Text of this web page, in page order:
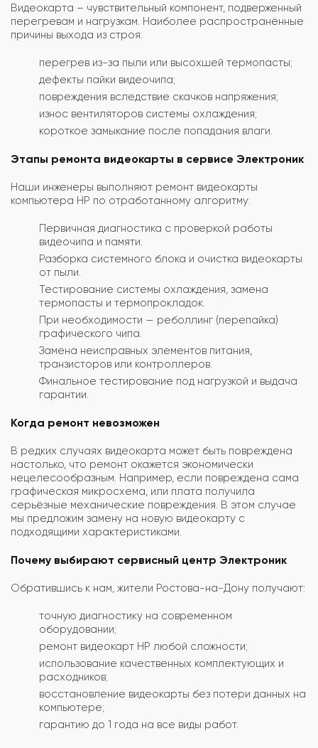
Видеокарта – чувствительный компонент, подверженный
перегревам и нагрузкам. Наиболее распространённые
причины выхода из строя:
перегрев из-за пыли или высохшей термопасты;
дефекты пайки видеочипа;
повреждения вследствие скачков напряжения;
износ вентиляторов системы охлаждения;
короткое замыкание после попадания влаги.
Этапы ремонта видеокарты в сервисе Электроник
Наши инженеры выполняют ремонт видеокарты
компьютера HP по отработанному алгоритму:
Первичная диагностика с проверкой работы
видеочипа и памяти.
Разборка системного блока и очистка видеокарты
от пыли.
Тестирование системы охлаждения, замена
термопасты и термопрокладок.
При необходимости — реболлинг (перепайка)
графического чипа.
Замена неисправных элементов питания,
транзисторов или контроллеров.
Финальное тестирование под нагрузкой и выдача
гарантии.
Когда ремонт невозможен
В редких случаях видеокарта может быть повреждена
настолько, что ремонт окажется экономически
нецелесообразным. Например, если повреждена сама
графическая микросхема, или плата получила
серьёзные механические повреждения. В этом случае
мы предложим замену на новую видеокарту с
подходящими характеристиками.
Почему выбирают сервисный центр Электроник
Обратившись к нам, жители Ростова-на-Дону получают:
точную диагностику на современном
оборудовании;
ремонт видеокарт HP любой сложности;
использование качественных комплектующих и
расходников;
восстановление видеокарты без потери данных на
компьютере;
гарантию до 1 года на все виды работ.